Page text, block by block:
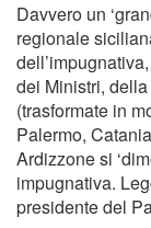
Davvero un
regionale
dei Ministri,
(trasformate in
Palermo,
Ardizzone si
impugnativa.
presidente del